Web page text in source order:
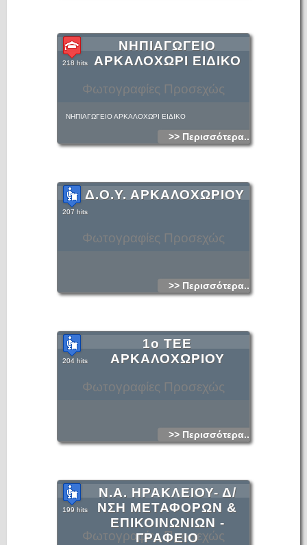
Φωτογραφίες Προσεχώς
ΝΗΠΙΑΓΩΓΕΙΟ
ΑΡΚΑΛΟΧΩΡΙ ΕΙΔΙΚΟ
218 hits
ΝΗΠΙΑΓΩΓΕΙΟ ΑΡΚΑΛΟΧΩΡΙ ΕΙΔΙΚΟ
>> Περισσότερα...
Φωτογραφίες Προσεχώς
Δ.Ο.Υ. ΑΡΚΑΛΟΧΩΡΙΟΥ
207 hits
>> Περισσότερα...
Φωτογραφίες Προσεχώς
1ο ΤΕΕ
ΑΡΚΑΛΟΧΩΡΙΟΥ
204 hits
>> Περισσότερα...
Φωτογραφίες Προσεχώς
Ν.Α. ΗΡΑΚΛΕΙΟΥ- Δ/
ΝΣΗ ΜΕΤΑΦΟΡΩΝ &
ΕΠΙΚΟΙΝΩΝΙΩΝ -
ΓΡΑΦΕΙΟ
199 hits